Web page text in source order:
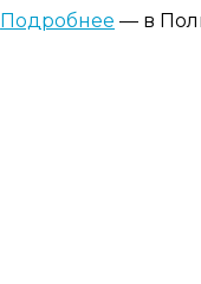
Подробнее — в